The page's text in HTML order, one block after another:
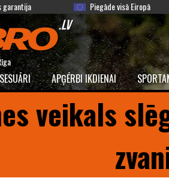
garantija Piegāde visā Eiropā
APĢĒRBI IKDIENAI
veikals